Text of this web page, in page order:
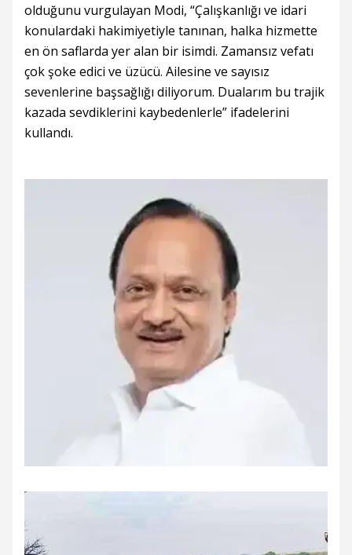
olduğunu vurgulayan Modi, “Çalışkanlığı ve idari
konulardaki hakimiyetiyle tanınan, halka hizmette
en ön saflarda yer alan bir isimdi. Zamansız vefatı
çok şoke edici ve üzücü. Ailesine ve sayısız
sevenlerine başsağlığı diliyorum. Dualarım bu trajik
kazada sevdiklerini kaybedenlerle” ifadelerini
kullandı.